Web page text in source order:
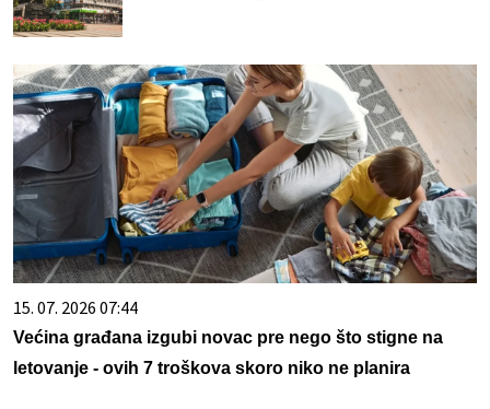
15. 07. 2026 07:44
Većina građana izgubi novac pre nego što stigne na
letovanje - ovih 7 troškova skoro niko ne planira